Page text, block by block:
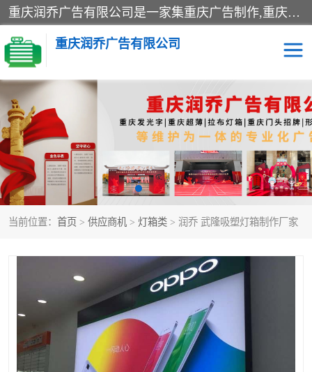
重庆润乔广告有限公司是一家集重庆广告制作,重庆标识标牌,亚克力发光字,led发光字,树脂发光字,超薄灯箱,拉布灯箱,吸塑灯箱,门头招牌,企业形象墙,写真喷绘,x展架,拉网展架,广告展架,条幅,锦旗设计,制作,施工,维护为一体的专业化广告公司.
重庆润乔广告有限公司
当前位置： 首页 > 供应商机 > 灯箱类 > 润乔 武隆吸塑灯箱制作厂家
招牌类 发光字类
灯箱类 形象墙类
标识标牌类 写真喷绘类
展架 条幅
工装